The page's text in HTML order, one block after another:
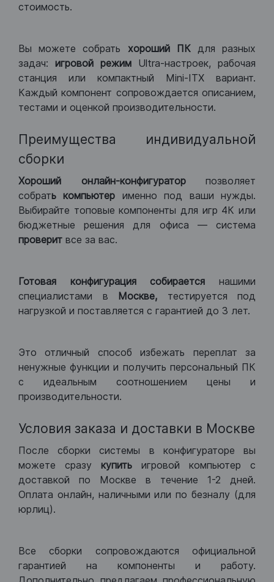
стоимость.
Вы можете собрать хороший ПКдля разных
задач: игровой режим Ultra-настроек, рабочая
станция или компактный Mini-ITX вариант.
Каждый компонент сопровождается описанием,
тестами и оценкой производительности.
Преимущества индивидуальной
сборки
Хороший онлайн-конфигураторпозволяет
собрать компьютер именно под ваши нужды.
Выбирайте топовые компоненты для игр 4К или
бюджетные решения для офиса — система
проверит все за вас.
Готовая конфигурация собираетсянашими
специалистами в Москве, тестируется под
нагрузкой и поставляется с гарантией до 3 лет.
Это отличный способ избежать переплат за
ненужные функции и получить персональный ПК
с идеальным соотношением цены и
производительности.
Условия заказа и доставки в Москве
После сборки системы в конфигураторе вы
можете сразу купить игровой компьютер с
доставкой по Москве в течение 1-2 дней.
Оплата онлайн, наличными или по безналу (для
юрлиц).
Все сборки сопровождаются официальной
гарантией на компоненты и работу.